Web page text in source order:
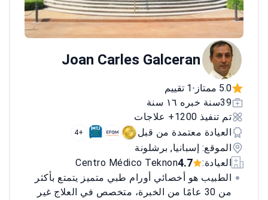
Joan Carles Galceran
5.0 ممتاز •1 تقييم
39سنة خبره ١٦ سنة
تم تنفيذ 1200+ علاجات
العيادة معتمدة من قبل
+4
الموقع: إسبانيا, برشلونة
العيادة:
4.7
Centro Médico Teknon
الطبيب هو أخصائي أورام طبي متميز يتمتع بأكثر
من 30 عامًا من الخبرة، متخصص في العلاج غير